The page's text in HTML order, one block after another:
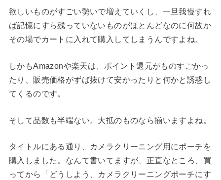
欲しいものがすごい勢いで増えていくし、一旦我慢すれ
ば記憶にすら残っていないものがほとんどなのに何故か
その場でカートに入れて購入してしまうんですよね。
しかもAmazonや楽天は、ポイント還元がものすごかっ
たり、販売価格がずば抜けて安かったりと何かと誘惑し
てくるのです。
そして品数も半端ない。大抵のものなら揃いますよね。
タイトルにある通り、カメラクリーニング用にポーチを
購入しました。なんて書いてますが、正直なところ、買
ってから「どうしよう、カメラクリーニングポーチにす